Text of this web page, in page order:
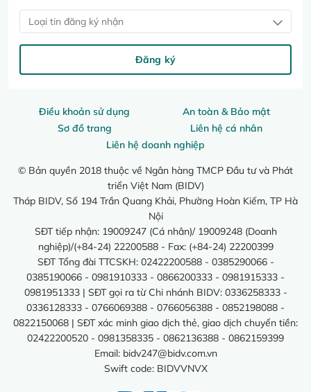
Điều khoản sử dụng
An toàn & Bảo mật
Sơ đồ trang
Liên hệ cá nhân
Liên hệ doanh nghiệp
© Bản quyền 2018 thuộc về Ngân hàng TMCP Đầu tư và Phát
triển Việt Nam (BIDV)
Tháp BIDV, Số 194 Trần Quang Khải, Phường Hoàn Kiếm, TP Hà
Nội
SĐT tiếp nhận: 19009247 (Cá nhân)/ 19009248 (Doanh
nghiệp)/(+84-24) 22200588 - Fax: (+84-24) 22200399
SĐT Tổng đài TTCSKH: 02422200588 - 0385290066 -
0385190066 - 0981910333 - 0866200333 - 0981915333 -
0981951333 | SĐT gọi ra từ Chi nhánh BIDV: 0336258333 -
0336128333 - 0766069388 - 0766056388 - 0852198088 -
0822150068 | SĐT xác minh giao dịch thẻ, giao dịch chuyển tiền:
02422200520 - 0981358335 - 0862136388 - 0862159399
Email: bidv247@bidv.com.vn
Swift code: BIDVVNVX
Loại tin đăng ký nhận
Đăng ký